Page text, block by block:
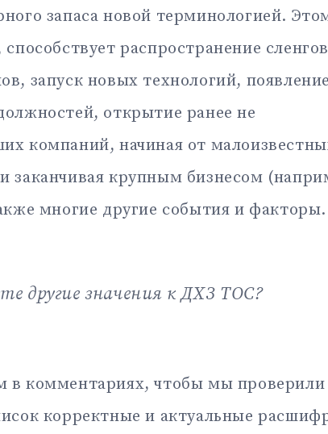
запаса новой терминологией.
распространение
запуск новых технологий, появление
открытие ранее не
компаний, начиная от
заканчивая крупным бизнесом
многие другие события и факторы.
другие значения к ДХЗ ТОС?
в комментариях, чтобы мы проверили
корректные и актуальные